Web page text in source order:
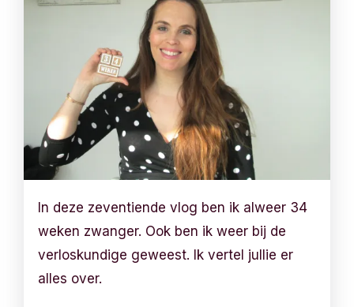
In deze zeventiende vlog ben ik alweer 34
weken zwanger. Ook ben ik weer bij de
verloskundige geweest. Ik vertel jullie er
alles over.